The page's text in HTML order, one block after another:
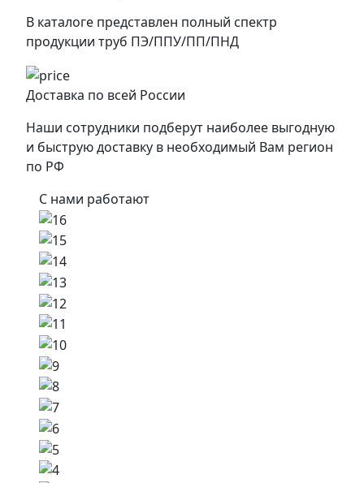
В каталоге представлен полный спектр
продукции труб ПЭ/ППУ/ПП/ПНД
Доставка по всей России
Наши сотрудники подберут наиболее выгодную
и быструю доставку в необходимый Вам регион
по РФ
С нами работают